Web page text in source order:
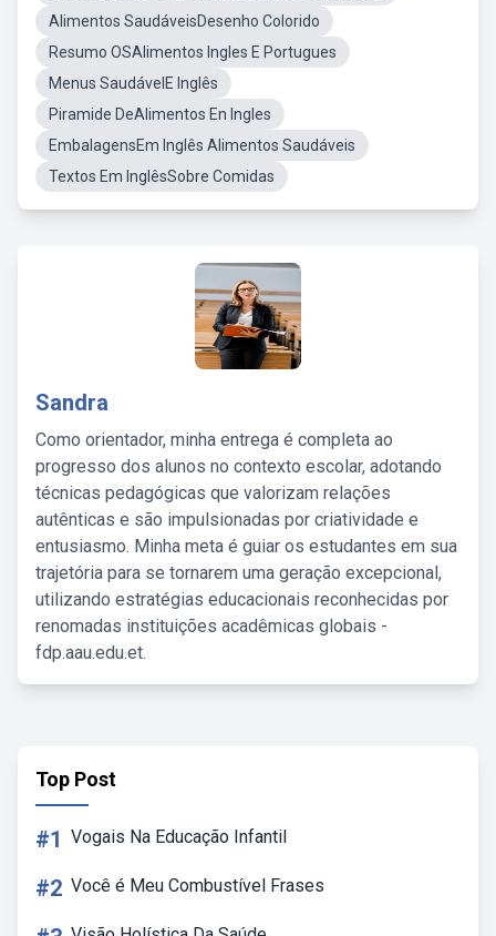
Alimentos SaudáveisDesenho Colorido
Resumo OSAlimentos Ingles E Portugues
Menus SaudávelE Inglês
Piramide DeAlimentos En Ingles
EmbalagensEm Inglês Alimentos Saudáveis
Textos Em InglêsSobre Comidas
Sandra
Como orientador, minha entrega é completa ao
progresso dos alunos no contexto escolar, adotando
técnicas pedagógicas que valorizam relações
autênticas e são impulsionadas por criatividade e
entusiasmo. Minha meta é guiar os estudantes em sua
trajetória para se tornarem uma geração excepcional,
utilizando estratégias educacionais reconhecidas por
renomadas instituições acadêmicas globais -
fdp.aau.edu.et.
Top Post
#1 Vogais Na Educação Infantil
#2 Você é Meu Combustível Frases